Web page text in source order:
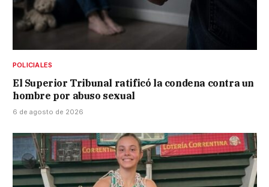
POLICIALES
El Superior Tribunal ratificó la condena contra un
hombre por abuso sexual
6 de agosto de 2026